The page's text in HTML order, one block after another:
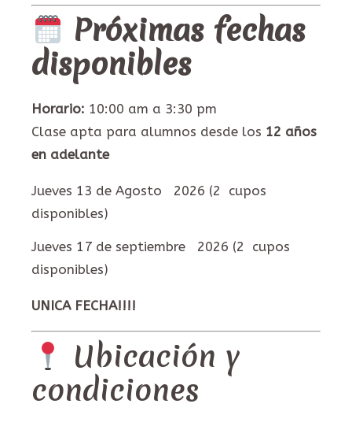
Próximas fechas
disponibles
Horario: 10:00 am a 3:30 pm
Clase apta para alumnos desde los 12 años
en adelante
Jueves 13 de Agosto 2026 (2 cupos
disponibles)
Jueves 17 de septiembre 2026 (2 cupos
disponibles)
UNICA FECHA!!!!
Ubicación y
condiciones